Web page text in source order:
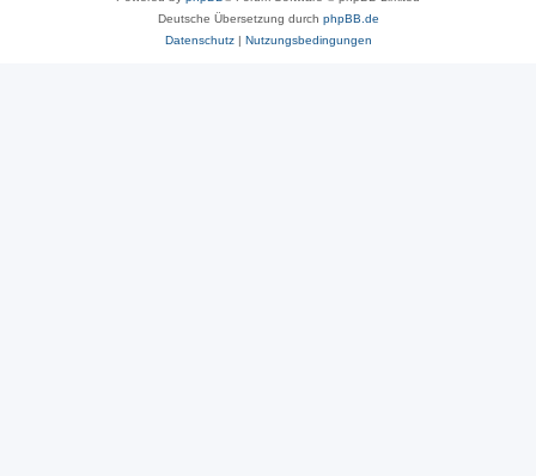
Deutsche Übersetzung durch phpBB.de
Datenschutz| Nutzungsbedingungen